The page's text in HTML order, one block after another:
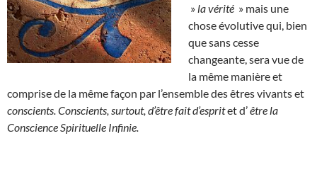
» la vérité » mais une
chose évolutive qui, bien
que sans cesse
changeante, sera vue de
la même manière et
comprise de la même façon par l’ensemble des êtres vivants et
conscients. Conscients, surtout, d’être fait d’espritet d’être la
Conscience Spirituelle Infinie.